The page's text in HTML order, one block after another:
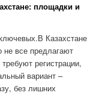
площадки и
Казахстане
не все предлагают
регистрации,
вариант –
без лишних